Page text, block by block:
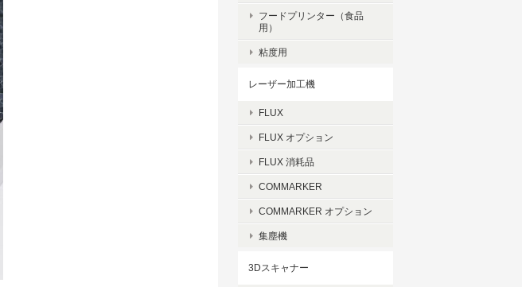
フードプリンター（食品
用）
粘度用
レーザー加工機
FLUX
FLUX オプション
FLUX 消耗品
COMMARKER
COMMARKER オプション
集塵機
3Dスキャナー